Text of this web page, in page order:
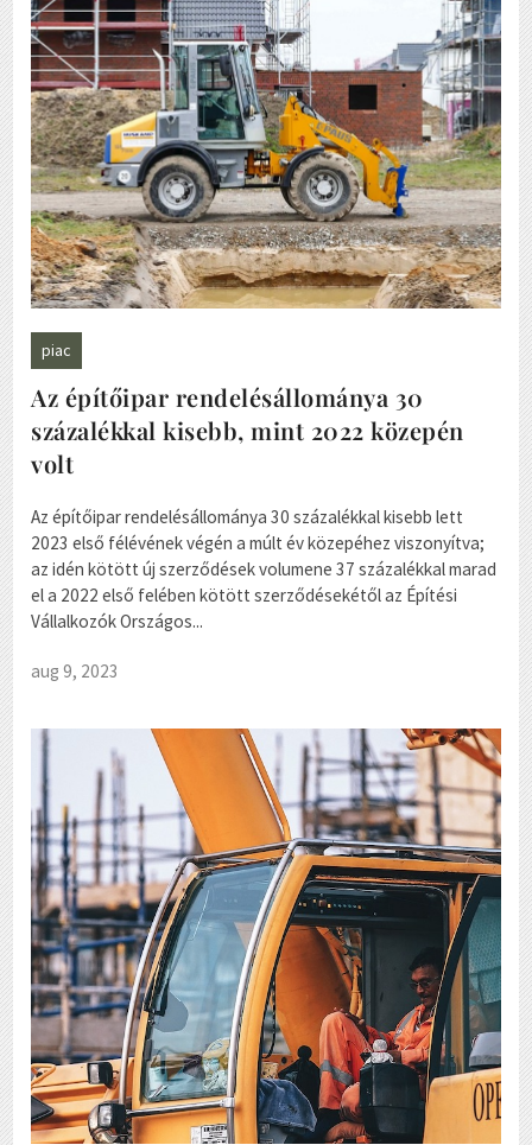
piac
Az építőipar rendelésállománya 30
százalékkal kisebb, mint 2022 közepén
volt
Az építőipar rendelésállománya 30 százalékkal kisebb lett
2023 első félévének végén a múlt év közepéhez viszonyítva;
az idén kötött új szerződések volumene 37 százalékkal marad
el a 2022 első felében kötött szerződésekétől az Építési
Vállalkozók Országos...
aug 9, 2023